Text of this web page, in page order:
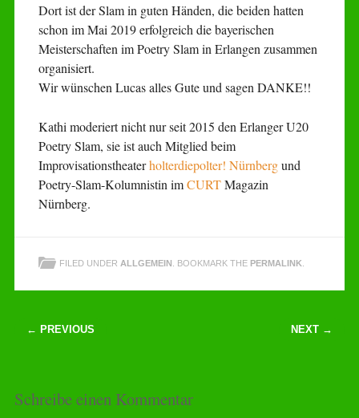
Dort ist der Slam in guten Händen, die beiden hatten
schon im Mai 2019 erfolgreich die bayerischen
Meisterschaften im Poetry Slam in Erlangen zusammen
organisiert.
Wir wünschen Lucas alles Gute und sagen DANKE!!
Kathi moderiert nicht nur seit 2015 den Erlanger U20
Poetry Slam, sie ist auch Mitglied beim
Improvisationstheaterholterdiepolter! Nürnbergund
Poetry-Slam-Kolumnistin imCURTMagazin
Nürnberg.
FILED UNDER ALLGEMEIN . BOOKMARK THE PERMALINK
Post navigation
← PREVIOUS NEXT →
Schreibe einen Kommentar